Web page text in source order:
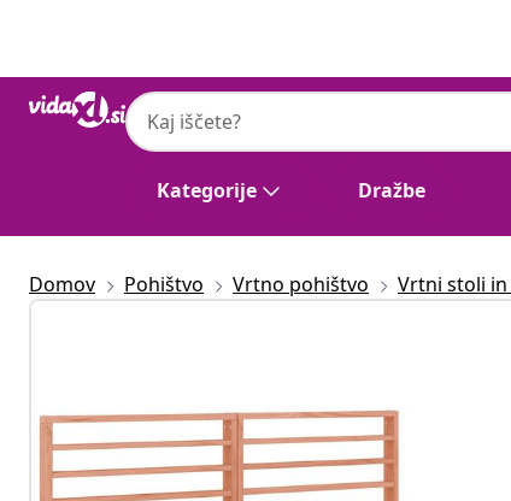
Kategorije Dražbe
Domov Pohištvo Vrtno pohištvo Vrtni stoli in